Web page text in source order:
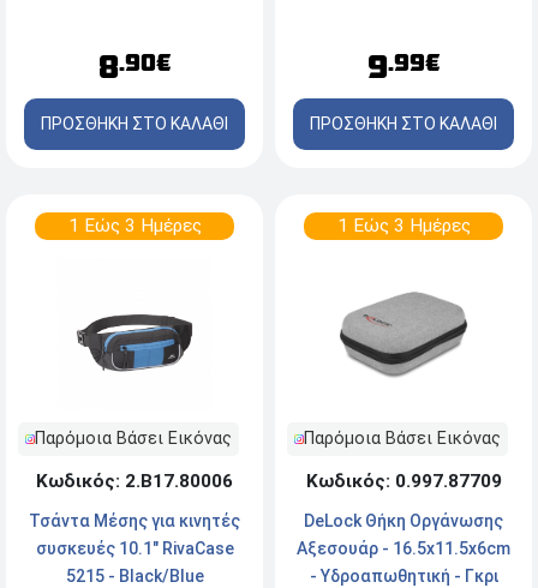
8.90€
ΠΡΟΣΘΗΚΗ ΣΤΟ ΚΑΛΑΘΙ
9.99€
ΠΡΟΣΘΗΚΗ ΣΤΟ ΚΑΛΑΘΙ
1 Εώς 3 Ημέρες
Παρόμοια Βάσει Εικόνας
Κωδικός: 2.Β17.80006
Τσάντα Μέσης για κινητές
συσκευές 10.1" RivaCase
5215 - Βlack/Blue
1 Εώς 3 Ημέρες
Παρόμοια Βάσει Εικόνας
Κωδικός: 0.997.87709
DeLock Θήκη Οργάνωσης
Αξεσουάρ - 16.5x11.5x6cm
- Υδροαπωθητική - Γκρι